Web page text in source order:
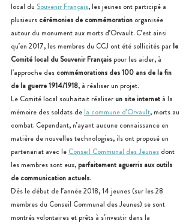
local du Souvenir Français, les jeunes ont participé a
plusieurs cérémonies de commémoration organisée
autour du monument aux morts d’Orvault. C’est ainsi
qu’en 2017, les membres du CCJ ont été sollicités par le
Comité local du Souvenir Français pour les aider, à
l’approche des commémorations des 100 ans de la fin
de la guerre 1914/1918, à réaliser un projet.
Le Comité local souhaitait réaliser un site internet à la
mémoire des soldats de la commune d’Orvault, morts au
combat. Cependant, n’ayant aucune connaissance en
matière de nouvelles technologies, ils ont proposé un
partenariat avec le Conseil Communal des Jeunes dont
les membres sont eux, parfaitement aguerris aux outils
de communication actuels.
Dès le début de l’année 2018, 14 jeunes (sur les 28
membres du Conseil Communal des Jeunes) se sont
montrés volontaires et prêts à s’investir dans la